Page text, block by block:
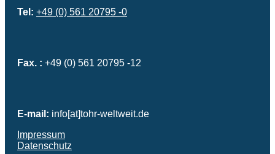
Tel: +49 (0) 561 20795 -0
Fax. : +49 (0) 561 20795 -12
E-mail: info[at]tohr-weltweit.de
Impressum
Datenschutz